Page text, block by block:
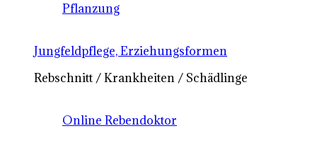
Pflanzung
Jungfeldpflege, Erziehungsformen
Rebschnitt / Krankheiten / Schädlinge
Online Rebendoktor